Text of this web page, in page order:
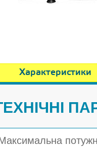
Характеристики